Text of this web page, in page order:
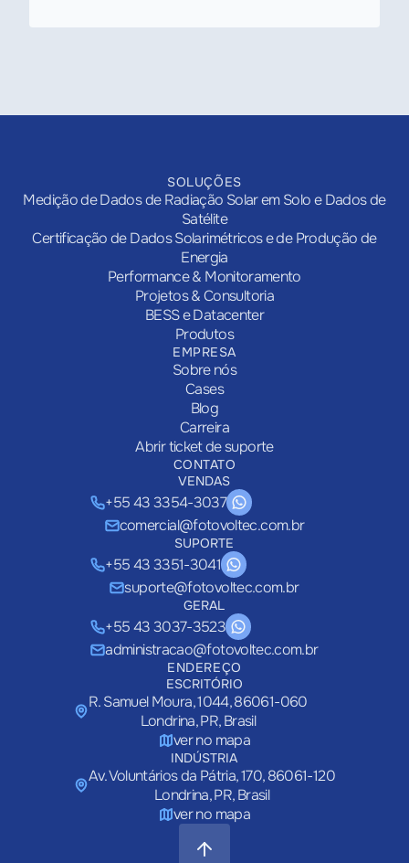
SOLUÇÕES
Medição de Dados de Radiação Solar em Solo e Dados de
Satélite
Certificação de Dados Solarimétricos e de Produção de
Energia
Performance & Monitoramento
Projetos & Consultoria
BESS e Datacenter
Produtos
EMPRESA
Sobre nós
Cases
Blog
Carreira
Abrir ticket de suporte
CONTATO
VENDAS
+55 43 3354-3037
comercial@fotovoltec.com.br
SUPORTE
+55 43 3351-3041
suporte@fotovoltec.com.br
GERAL
+55 43 3037-3523
administracao@fotovoltec.com.br
ENDEREÇO
ESCRITÓRIO
R. Samuel Moura, 1044, 86061-060
Londrina, PR, Brasil
ver no mapa
INDÚSTRIA
Av. Voluntários da Pátria, 170, 86061-120
Londrina, PR, Brasil
ver no mapa